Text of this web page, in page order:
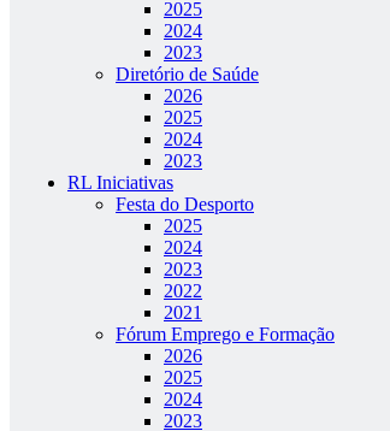
2025
2024
2023
Diretório de Saúde
2026
2025
2024
2023
RL Iniciativas
Festa do Desporto
2025
2024
2023
2022
2021
Fórum Emprego e Formação
2026
2025
2024
2023